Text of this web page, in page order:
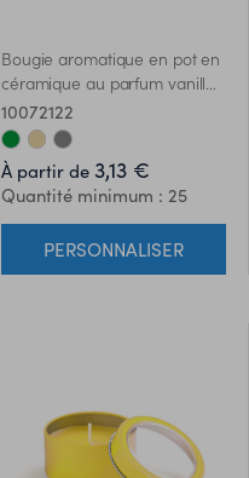
Bougie aromatique en pot en
céramique au parfum vanille.
Disponible en verre aux
couleurs élégantes et aux
tons naturels. Présenté en
boîte individuelle design kraft.
10072122
À partir de 3,13 €
Quantité minimum : 25
PERSONNALISER